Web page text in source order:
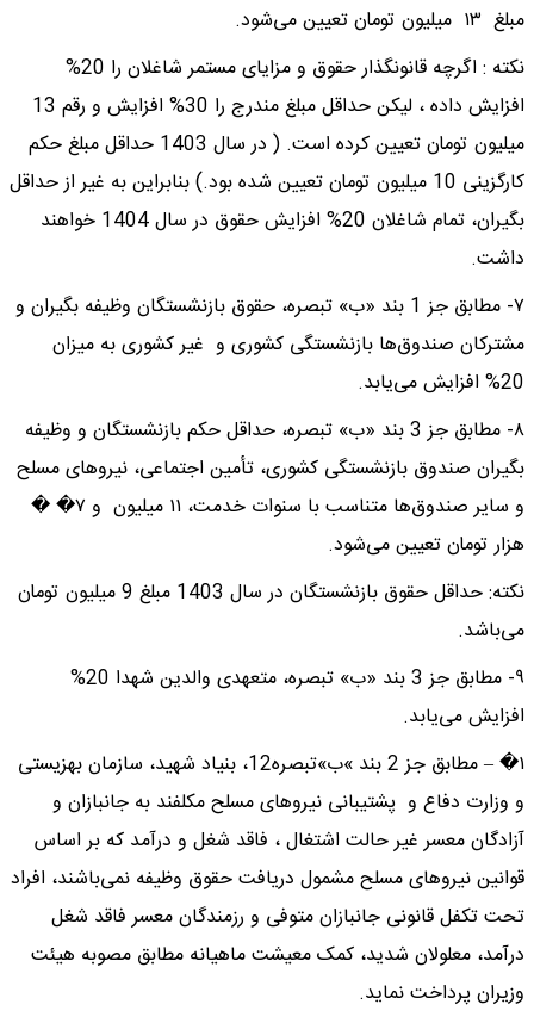
مبلغ ١٣ میلیون تومان تعیین می‌شود.
نکته : اگرچه قانونگذار حقوق و مزایای مستمر شاغلان را 20%
افزایش داده ، لیکن حداقل مبلغ مندرج را 30% افزایش و رقم 13
میلیون تومان تعیین کرده است. ( در سال 1403 حداقل مبلغ حکم
کارگزینی 10 میلیون تومان تعیین شده بود.) بنابراین به غیر از حداقل
بگیران، تمام شاغلان 20% افزایش حقوق در سال 1404 خواهند
داشت.
٧- مطابق جز 1 بند «ب» تبصره، حقوق بازنشستگان وظیفه بگیران و
مشترکان صندوق‌ها بازنشستگی کشوری و غیر کشوری به میزان
20% افزایش می‌یابد.
٨- مطابق جز 3 بند «ب» تبصره، حداقل حکم بازنشستگان و وظیفه
بگیران صندوق بازنشستگی کشوری، تأمین اجتماعی، نیروهای مسلح
و سایر صندوق‌ها متناسب با سنوات خدمت، ١١ میلیون و ٧� �
هزار تومان تعیین می‌شود.
نکته: حداقل حقوق بازنشستگان در سال 1403 مبلغ 9 میلیون تومان
می‌باشد.
٩- مطابق جز 3 بند «ب» تبصره، متعهدی والدین شهدا 20%
افزایش می‌یابد.
١� – مطابق جز 2 بند »ب»تبصره12، بنیاد شهید، سازمان بهزیستی
و وزارت دفاع و پشتیبانی نیروهای مسلح مکلفند به جانبازان و
آزادگان معسر غیر حالت اشتغال ، فاقد شغل و درآمد که بر اساس
قوانین نیروهای مسلح مشمول دریافت حقوق وظیفه نمی‌باشند، افراد
تحت تکفل قانونی جانبازان متوفی و رزمندگان معسر فاقد شغل
درآمد، معلولان شدید، کمک معیشت ماهیانه مطابق مصوبه هیئت
وزیران پرداخت نماید.